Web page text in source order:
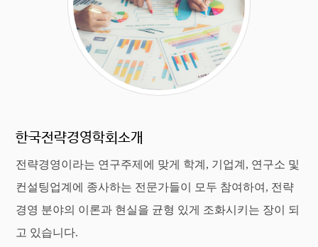
한국전략경영학회소개
전략경영이라는 연구주제에 맞게 학계, 기업계, 연구소 및
컨설팅업계에 종사하는 전문가들이 모두 참여하여, 전략
경영 분야의 이론과 현실을 균형 있게 조화시키는 장이 되
고 있습니다.